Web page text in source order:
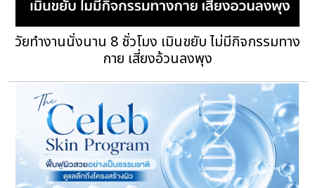
วัยทำงานนั่งนาน 8 ชั่วโมง เมินขยับ ไม่มีกิจกรรมทาง
กาย เสี่ยงอ้วนลงพุง